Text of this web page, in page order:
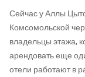
Сейчас у Аллы
Комсомольской
владельцы этажа,
арендовать еще
отели работают в